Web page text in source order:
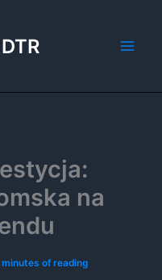
na
minutes of reading